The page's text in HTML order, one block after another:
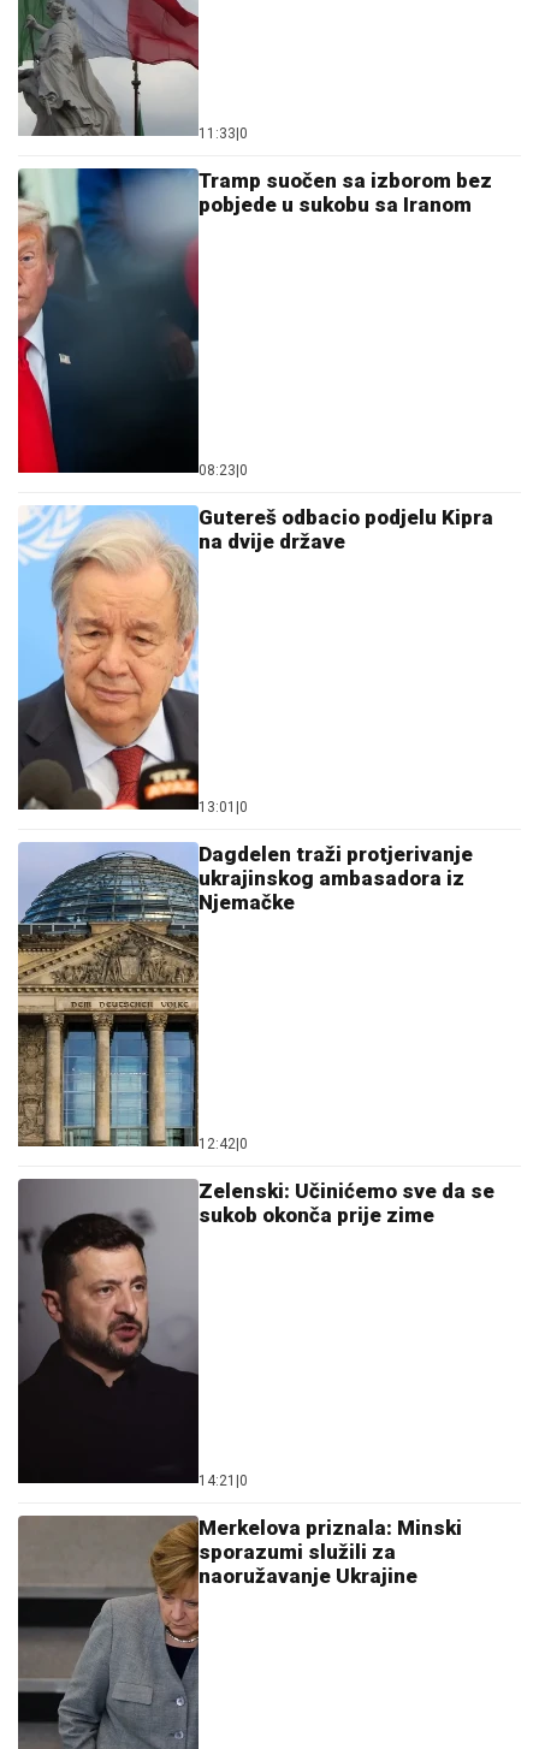
11:33 0
Tramp suočen sa izborom bez
pobjede u sukobu sa Iranom
08:23 0
Gutereš odbacio podjelu Kipra
na dvije države
13:01 0
Dagdelen traži protjerivanje
ukrajinskog ambasadora iz
Njemačke
12:42 0
Zelenski: Učinićemo sve da se
sukob okonča prije zime
14:21 0
Merkelova priznala: Minski
sporazumi služili za
naoružavanje Ukrajine